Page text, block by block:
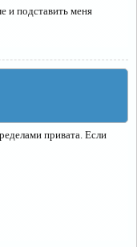
и подставить меня
привата. Если